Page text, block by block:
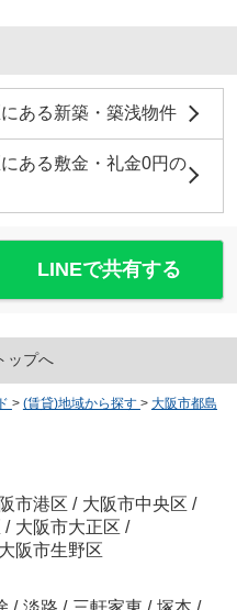
ある新築・築浅物件
ある敷金・礼金0円の
LINEで共有する
ップへ
> (賃貸)地域から探す > 大阪市都島
市港区 / 大阪市中央区 /
/ 大阪市大正区 /
大阪市生野区